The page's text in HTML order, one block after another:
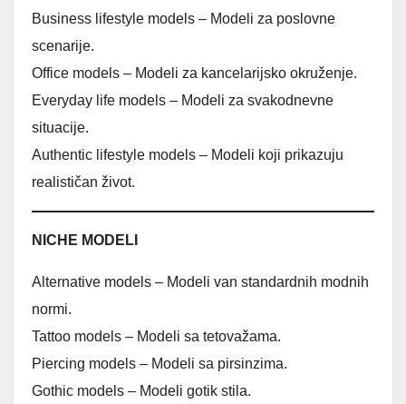
Business lifestyle models – Modeli za poslovne
scenarije.
Office models – Modeli za kancelarijsko okruženje.
Everyday life models – Modeli za svakodnevne
situacije.
Authentic lifestyle models – Modeli koji prikazuju
realističan život.
NICHE MODELI
Alternative models – Modeli van standardnih modnih
normi.
Tattoo models – Modeli sa tetovažama.
Piercing models – Modeli sa pirsinzima.
Gothic models – Modeli gotik stila.